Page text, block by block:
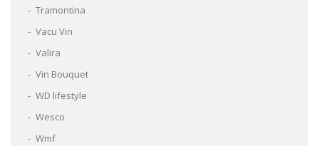
Tramontina
Vacu Vin
Valira
Vin Bouquet
WD lifestyle
Wesco
Wmf